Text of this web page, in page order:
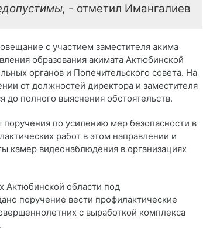
- отметил Имангалиев
с участием заместителя акима
образования акимата Актюбинской
органов и Попечительского совета. На
от должностей директора и заместителя
полного выяснения обстоятельств.
по усилению мер безопасности в
работ в этом направлении и
камер видеонаблюдения в организациях
Актюбинской области под
поручение вести профилактические
с выработкой комплекса